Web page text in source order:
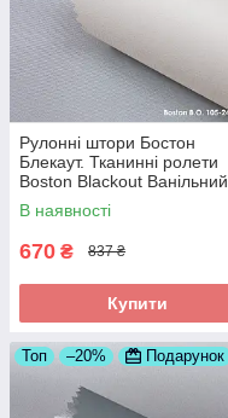
Рулонні штори Бостон
Блекаут. Тканинні ролети
Boston Blackout Ванільний
105-24, 350
В наявності
670 ₴ 837 ₴
Купити
Топ –20% Подарунок